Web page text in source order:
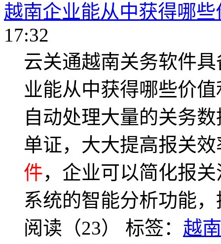
越南企业能从中获得哪
17:32
云关通越南关务软件
业能从中获得哪些价
自动处理大量的关务
单证，大大提高报关
件，企业可以简化报
系统的智能分析功能
阅读（23） 标签： 越